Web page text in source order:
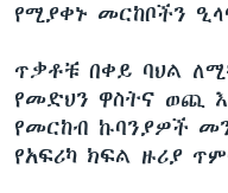
የሚያቀኑ መርከቦችን
ጥቃቶቹ በቀይ ባህል
የመድህን ዋስትና ወጪ
የመርከብ ኩባንያዎች
የአፍሪካ ክፍል ዙሪያ